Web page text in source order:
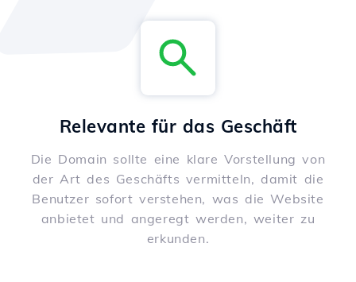
Relevante für das Geschäft
Die Domain sollte eine klare Vorstellung von
der Art des Geschäfts vermitteln, damit die
Benutzer sofort verstehen, was die Website
anbietet und angeregt werden, weiter zu
erkunden.